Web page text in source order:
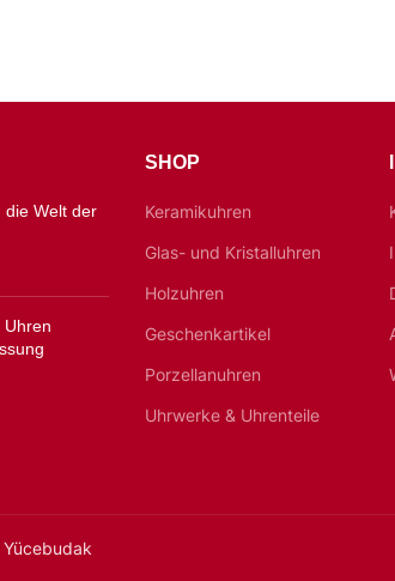
die Welt der
Uhren
SHOP
Keramikuhren
Glas- und Kristalluhren
Holzuhren
Geschenkartikel
Porzellanuhren
Uhrwerke & Uhrenteile
Yücebudak